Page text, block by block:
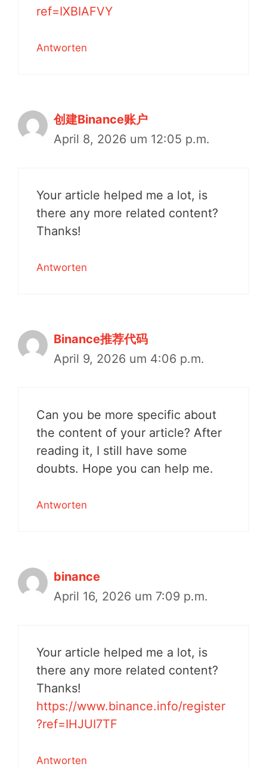
ref=IXBIAFVY
Antworten
创建Binance账户
April 8, 2026 um 12:05 p.m.
Your article helped me a lot, is
there any more related content?
Thanks!
Antworten
Binance推荐代码
April 9, 2026 um 4:06 p.m.
Can you be more specific about
the content of your article? After
reading it, I still have some
doubts. Hope you can help me.
Antworten
binance
April 16, 2026 um 7:09 p.m.
Your article helped me a lot, is
there any more related content?
Thanks!
https://www.binance.info/register
?ref=IHJUI7TF
Antworten